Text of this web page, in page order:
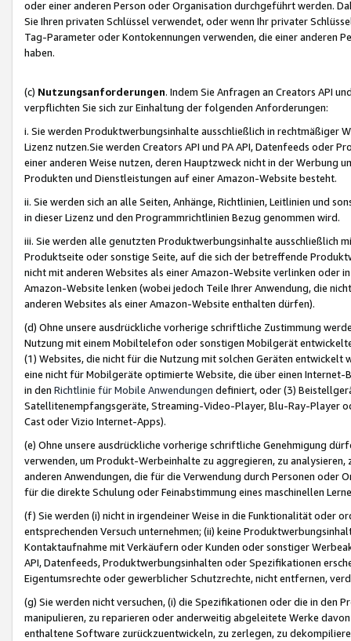
oder einer anderen Person oder Organisation durchgeführt werden.
Sie Ihren privaten Schlüssel verwendet, oder wenn Ihr privater
Tag-Parameter oder Kontokennungen verwenden, die einer anderen
haben.
(c) Nutzungsanforderungen. Indem Sie Anfragen an Creators API
verpflichten Sie sich zur Einhaltung der folgenden Anforderungen:
i. Sie werden Produktwerbungsinhalte ausschließlich in rechtmäßiger
Lizenz nutzen.Sie werden Creators API und PA API, Datenfeeds oder
einer anderen Weise nutzen, deren Hauptzweck nicht in der Werbung
Produkten und Dienstleistungen auf einer Amazon-Website besteht.
ii. Sie werden sich an alle Seiten, Anhänge, Richtlinien, Leitlinien und
in dieser Lizenz und den Programmrichtlinien Bezug genommen wird.
iii. Sie werden alle genutzten Produktwerbungsinhalte ausschließlich
Produktseite oder sonstige Seite, auf die sich der betreffende
nicht mit anderen Websites als einer Amazon-Website verlinken oder
Amazon-Website lenken (wobei jedoch Teile Ihrer Anwendung, die
anderen Websites als einer Amazon-Website enthalten dürfen).
(d) Ohne unsere ausdrückliche vorherige schriftliche Zustimmung
Nutzung mit einem Mobiltelefon oder sonstigen Mobilgerät
(1) Websites, die nicht für die Nutzung mit solchen Geräten
eine nicht für Mobilgeräte optimierte Website, die über einen
in den Richtlinie für Mobile Anwendungen definiert, oder (3)
Satellitenempfangsgeräte, Streaming-Video-Player, Blu-Ray-Player
Cast oder Vizio Internet-Apps).
(e) Ohne unsere ausdrückliche vorherige schriftliche Genehmigung
verwenden, um Produkt-Werbeinhalte zu aggregieren, zu
anderen Anwendungen, die für die Verwendung durch Personen
für die direkte Schulung oder Feinabstimmung eines maschinellen
(f) Sie werden (i) nicht in irgendeiner Weise in die Funktionalität oder
entsprechenden Versuch unternehmen; (ii) keine
Kontaktaufnahme mit Verkäufern oder Kunden oder sonstiger
API, Datenfeeds, Produktwerbungsinhalten oder Spezifikationen
Eigentumsrechte oder gewerblicher Schutzrechte, nicht entfernen,
(g) Sie werden nicht versuchen, (i) die Spezifikationen oder die in
manipulieren, zu reparieren oder anderweitig abgeleitete Werke
enthaltene Software zurückzuentwickeln, zu zerlegen, zu